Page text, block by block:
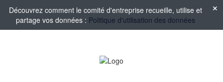
Découvrez comment le comité d'entreprise recueille, utilise et
partage vos données : Politique d'utilisation des données